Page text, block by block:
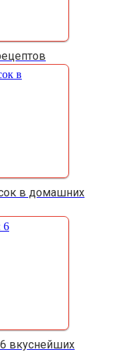
в домашних
вкуснейших